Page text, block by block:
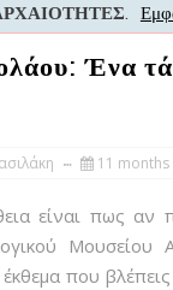
.
Ένα
11 months
είναι πως αν
Μουσείου
που